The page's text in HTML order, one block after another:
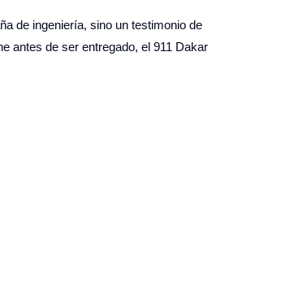
de ingeniería, sino un testimonio de
antes de ser entregado, el 911 Dakar